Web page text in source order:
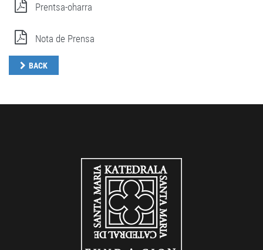
Prentsa-oharra
Nota de Prensa
BACK